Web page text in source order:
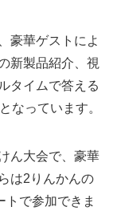
豪華ゲストによ
新製品紹介、視
タイムで答える
なっています。
ん大会で、豪華
は2りんかんの
で参加できま